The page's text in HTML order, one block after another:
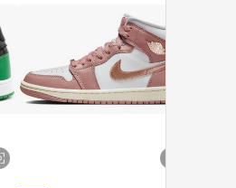
商品資料更新會有
為準！